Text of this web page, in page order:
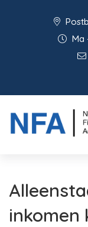
Ma
inkomen